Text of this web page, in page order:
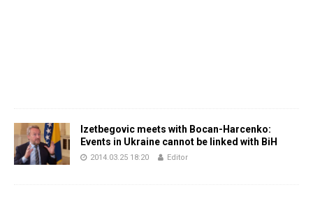
Izetbegovic meets with Bocan-Harcenko:
Events in Ukraine cannot be linked with BiH
2014.03.25 18:20 Editor